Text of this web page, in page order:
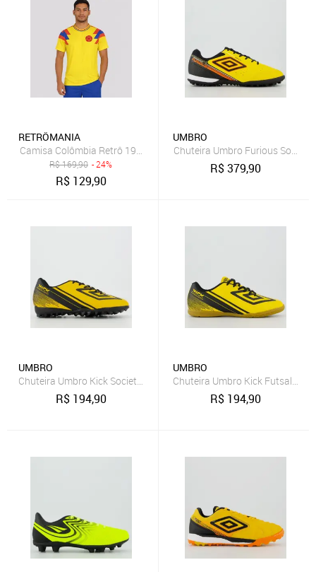
RETRÔMANIA
Camisa Colômbia Retrô 1996 Dry Amarela
R$169,90 - 24%
R$ 129,90
UMBRO
Chuteira Umbro Furious Society
R$379,90
UMBRO
Chuteira Umbro Kick Society Amarela e Preta
R$ 194,90
UMBRO
Chuteira Umbro Kick Futsal
R$ 194,90